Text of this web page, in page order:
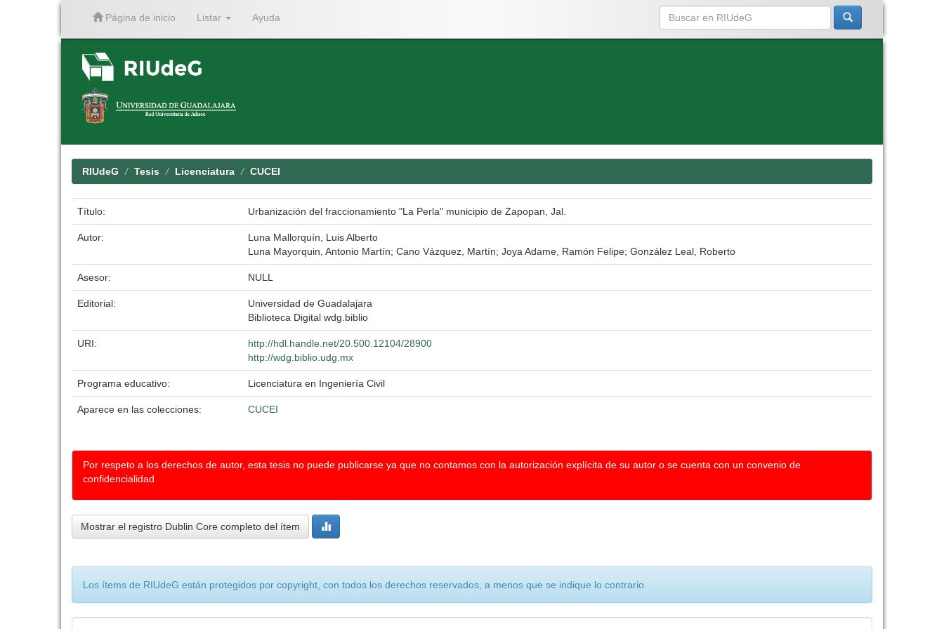
Página de inicio Listar Ayuda
RIUdeG Tesis Licenciatura CUCEI
Título: Urbanización del fraccionamiento "La Perla" municipio de Zapopan, Jal.
Autor:
Luna Mallorquín, Luis Alberto
Luna Mayorquin, Antonio Martín; Cano Vázquez, Martín; Joya Adame, Ramón Felipe; González Leal, Roberto
Asesor: NULL
Editorial:
Universidad de Guadalajara
Biblioteca Digital wdg.biblio
URI:
http://hdl.handle.net/20.500.12104/28900
http://wdg.biblio.udg.mx
Programa educativo: Licenciatura en Ingeniería Civil
Aparece en las colecciones: CUCEI
Por respeto a los derechos de autor, esta tesis no puede publicarse ya que no contamos con la autorización explícita de su autor o se cuenta con un convenio de
confidencialidad
Mostrar el registro Dublin Core completo del ítem
Los ítems de RIUdeG están protegidos por copyright, con todos los derechos reservados, a menos que se indique lo contrario.